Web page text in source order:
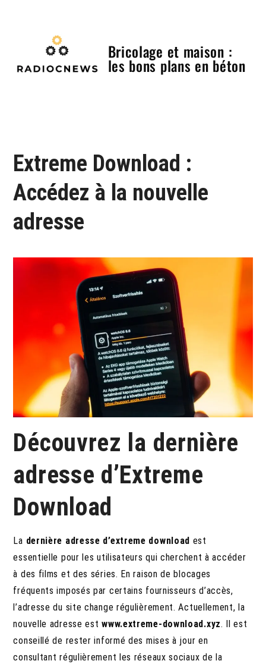
Bricolage et maison :
les bons plans en béton
Extreme Download :
Accédez à la nouvelle
adresse
Découvrez la dernière
adresse d’Extreme
Download
La dernière adresse d’extreme download est
essentielle pour les utilisateurs qui cherchent à accéder
à des films et des séries. En raison de blocages
fréquents imposés par certains fournisseurs d’accès,
l’adresse du site change régulièrement. Actuellement, la
nouvelle adresse estwww.extreme-download.xyz. Il est
conseillé de rester informé des mises à jour en
consultant régulièrement les réseaux sociaux de la